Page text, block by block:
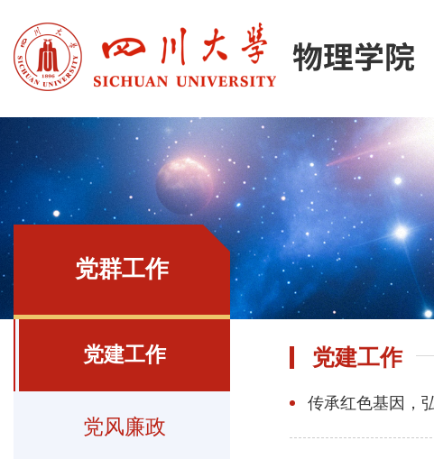
党群工作
党建工作
党风廉政
党建工作
传承红色基因，